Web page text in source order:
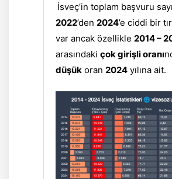
İsveç’in toplam başvuru
2022’den 2024’e ciddi bir
var ancak özellikle 2014 –
arasındaki çok girişli oranı
düşük oran 2024 yılına ait.